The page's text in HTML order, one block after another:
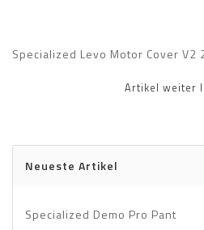
Specialized Levo Motor Cover
Artikel weiter
Neueste Artikel
Specialized Demo Pro Pant